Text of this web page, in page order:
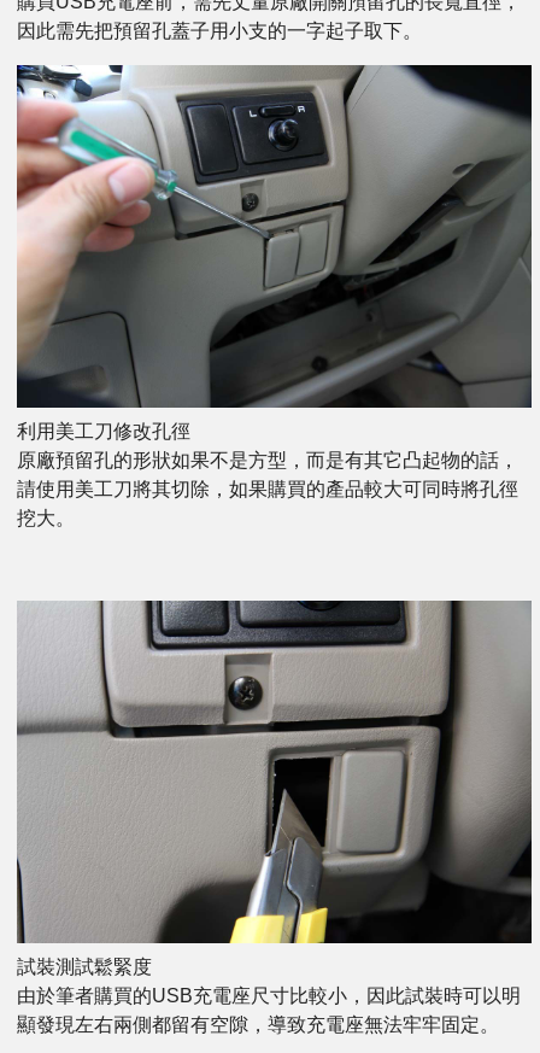
因此需先把預留孔蓋子用小支的一字起子取下。
利用美工刀修改孔徑
原廠預留孔的形狀如果不是方型，而是有其它凸起物的話，
請使用美工刀將其切除，如果購買的產品較大可同時將孔徑
挖大。
試裝測試鬆緊度
由於筆者購買的USB充電座尺寸比較小，因此試裝時可以明
顯發現左右兩側都留有空隙，導致充電座無法牢牢固定。